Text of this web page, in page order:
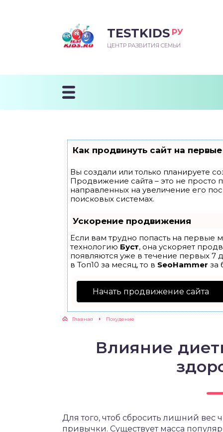
TESTKIDS РУ
ЦЕНТР РАЗВИТИЯ СЕМЬИ
Как продвинуть сайт на
Вы создали или только планируете
Продвижение сайта – это не просто
направленных на увеличение его
поисковых системах.
Ускорение продвижения
Если вам трудно попасть на первые
технологию Буст, она ускоряет
появляются уже в течение первых 7
в Топ10 за месяц, то в SeoHammer за
Начать продвижение сайта
Главная Похудение
Влияние
Для того, чтоб сбросить лишний вес
привычки. Существует масса
МЕСЯЦ
ПЕРВОГО
УЧИТСЯ
ПОСЛЕ ГОДА
К ШКОЛЕ
ДОШКОЛЬНИКА
ШКОЛА
ШКОЛЬНИКА
ШКОЛЬНИКА